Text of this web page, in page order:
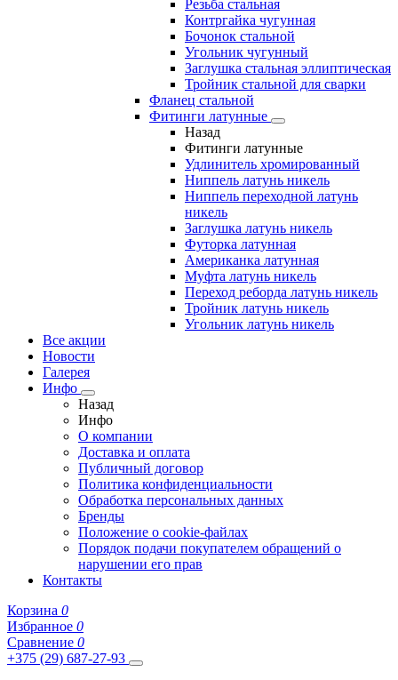
Резьба стальная
Контргайка чугунная
Бочонок стальной
Угольник чугунный
Заглушка стальная эллиптическая
Тройник стальной для сварки
Фланец стальной
Фитинги латунные
Назад
Фитинги латунные
Удлинитель хромированный
Ниппель латунь никель
Ниппель переходной латунь
никель
Заглушка латунь никель
Футорка латунная
Американка латунная
Муфта латунь никель
Переход реборда латунь никель
Тройник латунь никель
Угольник латунь никель
Все акции
Новости
Галерея
Инфо
Назад
Инфо
О компании
Доставка и оплата
Публичный договор
Политика конфиденциальности
Обработка персональных данных
Бренды
Положение о cookie-файлах
Порядок подачи покупателем обращений о
нарушении его прав
Контакты
Корзина 0
Избранное 0
Сравнение 0
+375 (29) 687-27-93